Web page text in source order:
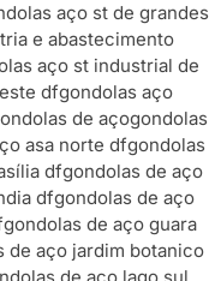
aço st de grandes
e abastecimento
aço st industrial de
dfgondolas aço
de açogondolas
asa norte dfgondolas
dfgondolas de aço
dfgondolas de aço
gondolas de aço guara
de aço jardim botanico